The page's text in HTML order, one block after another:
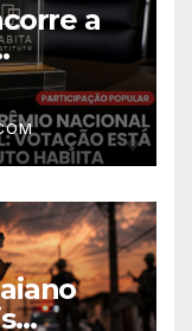
a
“Tá